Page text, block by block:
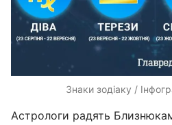
Знаки зодіаку /
Астрологи радять